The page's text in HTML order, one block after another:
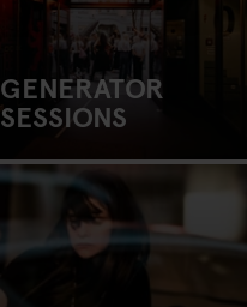
GENERATOR
SESSIONS